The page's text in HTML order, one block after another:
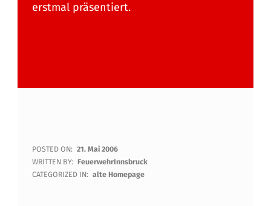
erstmal präsentiert.
G
R
POSTED ON: 21. Mai 2006
WRITTEN BY: FeuerwehrInnsbruck
CATEGORIZED IN: alte Homepage